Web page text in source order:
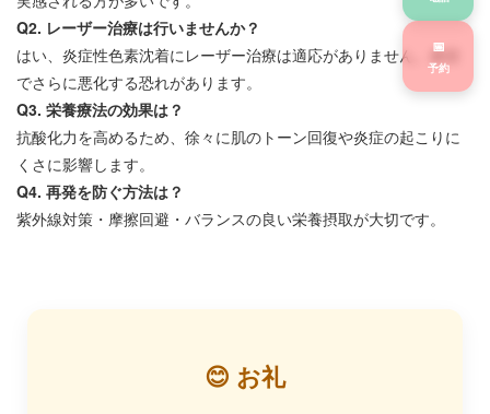
Q2. レーザー治療は行いませんか？
はい、炎症性色素沈着にレーザー治療は適応がありません。炎症
でさらに悪化する恐れがあります。
Q3. 栄養療法の効果は？
抗酸化力を高めるため、徐々に肌のトーン回復や炎症の起こりに
くさに影響します。
Q4. 再発を防ぐ方法は？
紫外線対策・摩擦回避・バランスの良い栄養摂取が大切です。
😊 お礼
📅
予約